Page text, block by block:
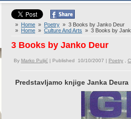
» Home » Poetry » 3 Books by Janko Deur
» Home » Culture And Arts » 3 Books by
3 Books by Janko Deur
By Marko Puljić | Published 10/10/2007 | Poetry
Predstavljamo knjige Janka Deura